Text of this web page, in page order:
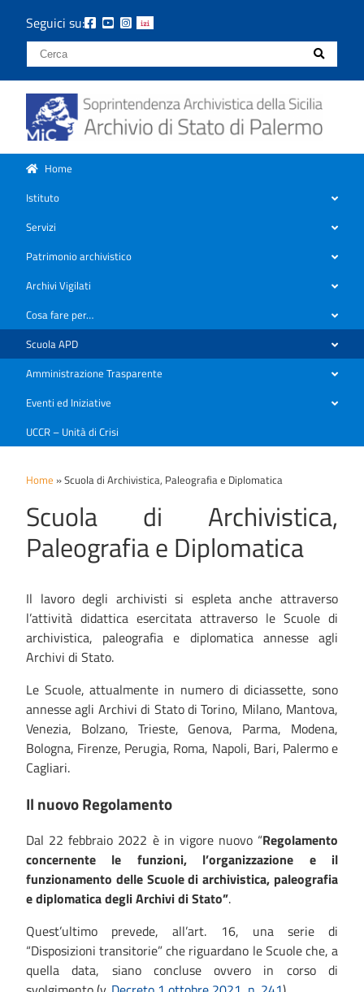
Seguici su:
Home
Istituto
Servizi
Patrimonio archivistico
Archivi Vigilati
Cosa fare per…
Scuola APD
Amministrazione Trasparente
Eventi ed Iniziative
UCCR – Unità di Crisi
Home »Scuola di Archivistica, Paleografia e Diplomatica
Scuola di Archivistica,
Paleografia e Diplomatica
Il lavoro degli archivisti si espleta anche attraverso
l’attività didattica esercitata attraverso le Scuole di
archivistica, paleografia e diplomatica annesse agli
Archivi di Stato.
Le Scuole, attualmente in numero di diciassette, sono
annesse agli Archivi di Stato di Torino, Milano, Mantova,
Venezia, Bolzano, Trieste, Genova, Parma, Modena,
Bologna, Firenze, Perugia, Roma, Napoli, Bari, Palermo e
Cagliari.
Il nuovo Regolamento
Dal 22 febbraio 2022 è in vigore nuovo “Regolamento
concernente le funzioni, l’organizzazione e il
funzionamento delle Scuole di archivistica, paleografia
e diplomatica degli Archivi di Stato”.
Quest’ultimo prevede, all’art. 16, una serie di
“Disposizioni transitorie” che riguardano le Scuole che, a
quella data, siano concluse ovvero in corso di